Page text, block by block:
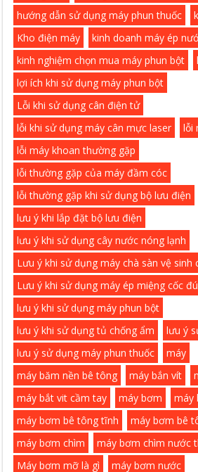
hướng dẫn sử dụng máy phun thuốc
Kho điện máy
kinh doanh máy ép
kinh nghiệm chọn mua máy phun bột
lợi ích khi sử dụng máy phun bột
Lỗi khi sử dụng cân điện tử
lỗi khi sử dụng máy cân mực laser
lỗi
lỗi máy khoan thường gặp
lỗi thường gặp của máy đầm cóc
lỗi thường gặp khi sử dụng bộ lưu điện
lưu ý khi lắp đặt bộ lưu điện
lưu ý khi sử dụng cây nước nóng lạnh
Lưu ý khi sử dụng máy chà sàn vệ sinh
Lưu ý khi sử dụng máy ép miệng cốc
lưu ý khi sử dụng máy phun bột
lưu ý khi sử dụng tủ chống ẩm
lưu ý
lưu ý sử dụng máy phun thuốc
máy
máy băm nền bê tông
máy bắn vít
máy bắt vit cầm tay
máy bơm
máy
máy bơm bê tông tĩnh
máy bơm bê
máy bơm chìm
máy bơm chìm nước
Máy bơm mỡ là gì
máy bơm nước